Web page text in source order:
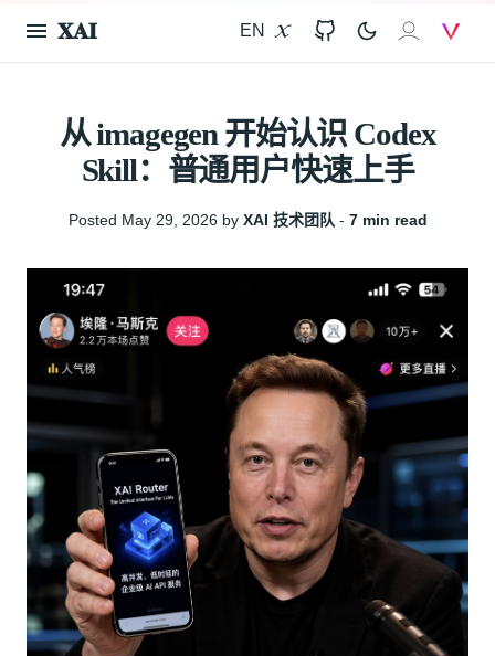
𝐗𝐀𝐈 EN GitHub 𝐗𝐀𝐈
从 imagegen 开始认识 Codex
Skill：普通用户快速上手
Posted May 29, 2026 by XAI 技术团队 ‐ 7 min read